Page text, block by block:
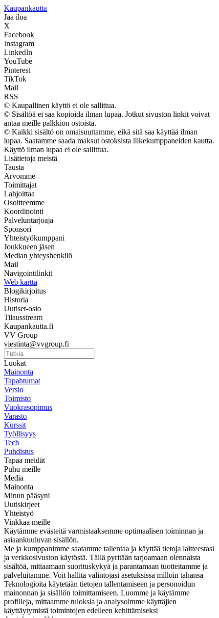
Kaupankautta
Jaa iloa
X
Facebook
Instagram
LinkedIn
YouTube
Pinterest
TikTok
Mail
RSS
© Kaupallinen käyttö ei ole sallittua.
© Sisältöä ei saa kopioida ilman lupaa. Jotkut sivuston linkit voivat
antaa meille palkkion ostoista.
© Kaikki sisältö on omaisuuttamme, eikä sitä saa käyttää ilman
lupaa. Saatamme saada maksut ostoksista liikekumppaneiden kautta.
Käyttö ilman lupaa ei ole sallittua.
Lisätietoja meistä
Tausta
Arvomme
Toimittajat
Lahjoittaa
Osoitteemme
Koordinointi
Palveluntarjoaja
Sponsori
Yhteistyökumppani
Joukkueen jäsen
Median yhteyshenkilö
Mail
Navigointilinkit
Web kartta
Blogikirjoitus
Historia
Uutiset-osio
Tilausstream
Kaupankautta.fi
VV Group
viestinta@vvgroup.fi
Luokat
Mainonta
Tapahtumat
Versio
Toimisto
Vuokrasopimus
Varasto
Kurssit
Työllisyys
Tech
Puhdistus
Tapaa meidät
Puhu meille
Media
Mainonta
Minun pääsyni
Uutiskirjeet
Yhteistyö
Vinkkaa meille
Käytämme evästeitä varmistaaksemme optimaalisen toiminnan ja
asiaankuuluvan sisällön.
Me ja kumppanimme saatamme tallentaa ja käyttää tietoja laitteestasi
ja verkkosivuston käytöstä. Tällä pyritään tarjoamaan olennaista
sisältöä, mittaamaan suorituskykyä ja parantamaan tuotteitamme ja
palveluitamme. Voit hallita valintojasi asetuksissa milloin tahansa
Teknologioita käytetään tietojen tallentamiseen ja personoidun
mainonnan ja sisällön toimittamiseen. Luomme ja käytämme
profiileja, mittaamme tuloksia ja analysoimme käyttäjien
käyttäytymistä toimintojen edelleen kehittämiseksi